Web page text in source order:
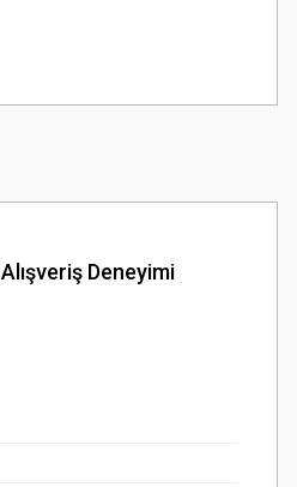
Alışveriş Deneyimi